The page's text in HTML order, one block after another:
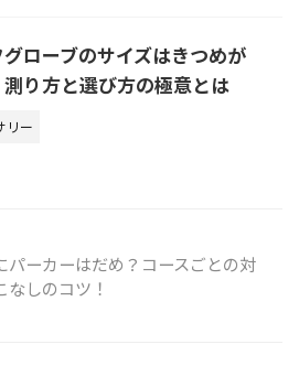
ローブのサイズはきつめが
り方と選び方の極意とは
リー
パーカーはだめ？コースごとの対
なしのコツ！